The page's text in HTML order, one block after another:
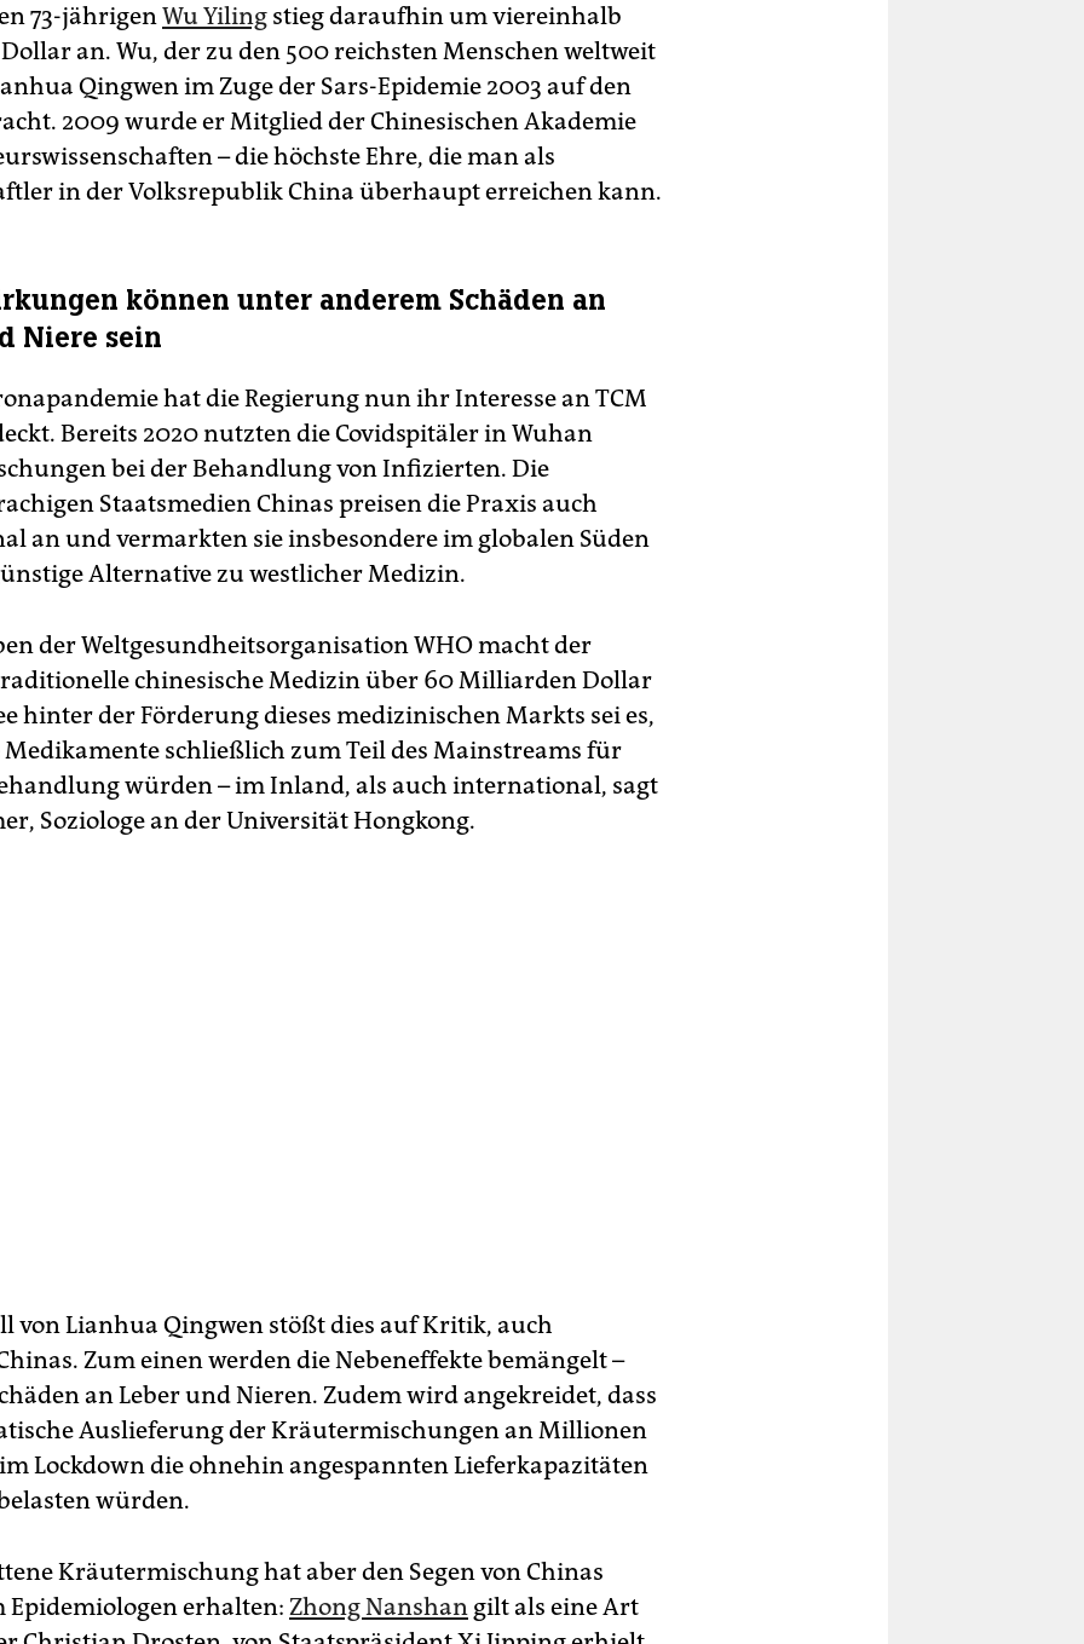
73-jährigenWu Yiling stieg daraufhin um viereinhalb
an. Wu, der zu den 500 reichsten Menschen weltweit
Qingwen im Zuge der Sars-Epidemie 2003 auf den
2009 wurde er Mitglied der Chinesischen Akademie
– die höchste Ehre, die man als
in der Volksrepublik China überhaupt erreichen kann.
können unter anderem Schäden an
Niere sein
hat die Regierung nun ihr Interesse an TCM
Bereits 2020 nutzten die Covidspitäler in Wuhan
bei der Behandlung von Infizierten. Die
Staatsmedien Chinas preisen die Praxis auch
an und vermarkten sie insbesondere im globalen Süden
­Alternative zu westlicher Medizin.
der Weltgesundheitsorganisation WHO macht der
chinesische Medizin über 60 Milliarden Dollar
hinter der Förderung dieses medizinischen Markts sei es,
Medikamente schließlich zum Teil des Mainstreams für
würden – im Inland, als auch international, sagt
Soziologe an der Universität Hongkong.
von Lianhua Qingwen stößt dies auf Kritik, auch
Zum einen werden die Nebeneffekte bemängelt –
an Leber und Nieren. Zudem wird angekreidet, dass
Auslieferung der Kräutermischungen an Millionen
Lockdown die ohnehin angespannten Lieferkapazitäten
würden.
Kräutermischung hat aber den Segen von Chinas
erhalten: Zhong Nanshan gilt als eine Art